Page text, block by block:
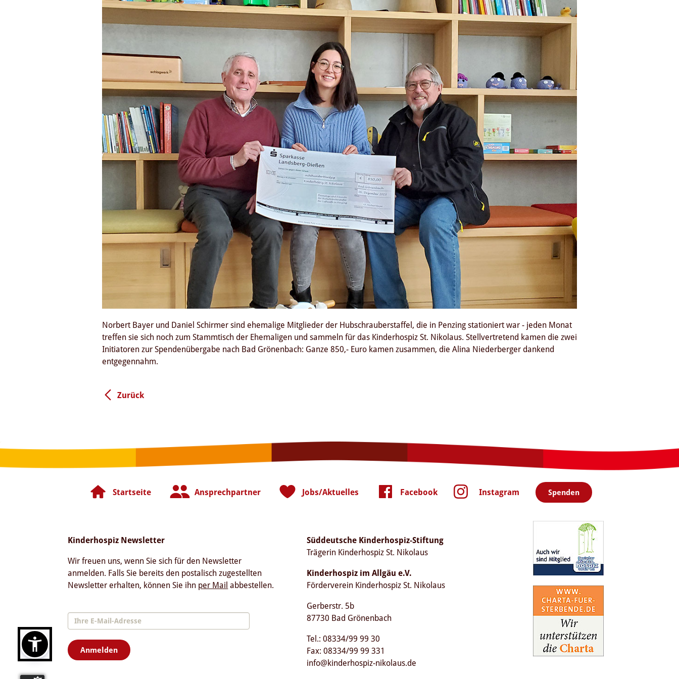
Norbert Bayer und Daniel Schirmer sind ehemalige Mitglieder der Hubschrauberstaffel, die in Penzing stationiert war - jeden Monat
treffen sie sich noch zum Stammtisch der Ehemaligen und sammeln für das Kinderhospiz St. Nikolaus. Stellvertretend kamen die zwei
Initiatoren zur Spendenübergabe nach Bad Grönenbach: Ganze 850,- Euro kamen zusammen, die Alina Niederberger dankend
entgegennahm.
Zurück
Startseite Ansprechpartner Jobs/Aktuelles Facebook Instagram Spenden
Kinderhospiz Newsletter
Wir freuen uns, wenn Sie sich für den Newsletter
anmelden. Falls Sie bereits den postalisch zugestellten
Newsletter erhalten, können Sie ihn per Mail abbestellen.
Anmelden
Süddeutsche Kinderhospiz-Stiftung
Trägerin Kinderhospiz St. Nikolaus
Kinderhospiz im Allgäu e.V.
Förderverein Kinderhospiz St. Nikolaus
Gerberstr. 5b
87730 Bad Grönenbach
Tel.: 08334/99 99 30
Fax: 08334/99 99 331
info@kinderhospiz-nikolaus.de